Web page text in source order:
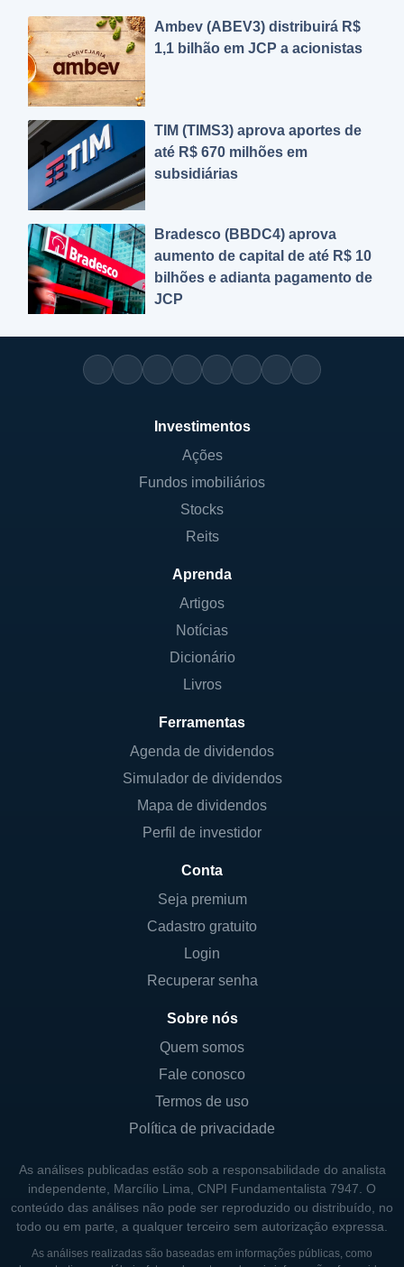
Ambev (ABEV3) distribuirá R$
1,1 bilhão em JCP a acionistas
TIM (TIMS3) aprova aportes de
até R$ 670 milhões em
subsidiárias
Bradesco (BBDC4) aprova
aumento de capital de até R$ 10
bilhões e adianta pagamento de
JCP
Investimentos
Ações
Fundos imobiliários
Stocks
Reits
Aprenda
Artigos
Notícias
Dicionário
Livros
Ferramentas
Agenda de dividendos
Simulador de dividendos
Mapa de dividendos
Perfil de investidor
Conta
Seja premium
Cadastro gratuito
Login
Recuperar senha
Sobre nós
Quem somos
Fale conosco
Termos de uso
Política de privacidade
As análises publicadas estão sob a responsabilidade do analista
independente, Marcílio Lima, CNPI Fundamentalista 7947. O
conteúdo das análises não pode ser reproduzido ou distribuído, no
todo ou em parte, a qualquer terceiro sem autorização expressa.
As análises realizadas são baseadas em informações públicas, como